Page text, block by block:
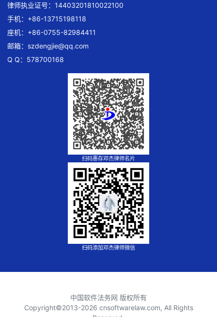
律师执业证号：14403201810022100
手机：+86-13715198118
座机：+86-0755-82984411
邮箱： szdengjie@qq.com
Q Q：578700168
扫码惠存邓杰律师名片
扫码添加邓杰律师微信
中国软件法务网 版权所有
Copyright©2013-2026 cnsoftwarelaw.com, All Rights